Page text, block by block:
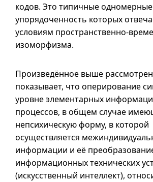
кодов. Это типичные
упорядоченность которых
условиям пространственно-
изоморфизма.
Произведённое выше
показывает, что оперирование
уровне элементарных
процессов, в общем случае
непсихическую форму, в которой
осуществляется
информации и её
информационных технических
(искусственный интеллект),